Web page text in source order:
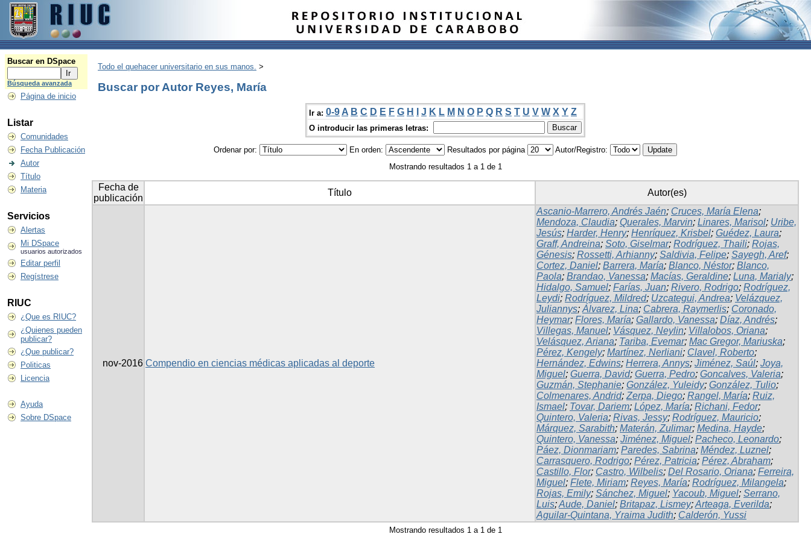
Buscar en DSpace
Búsqueda avanzada
Página de inicio
Listar
Comunidades
Fecha Publicación
Autor
Título
Materia
Servicios
Alertas
Mi DSpace
usuarios autorizados
Editar perfil
Regístrese
RIUC
¿Que es RIUC?
¿Quienes pueden
publicar?
¿Que publicar?
Politicas
Licencia
Ayuda
Sobre DSpace
Todo el quehacer universitario en sus manos. >
Buscar por Autor Reyes, María
Ir a: 0-9 A B C D E F G H J K L M N O P Q R S T U V W X Y Z
O introducir las primeras letras:
Ordenar por: En orden: Resultados por página
Autor/Registro:
Mostrando resultados 1 a 1 de 1
Fecha de
publicación
Título Autor(es)
nov-2016 Compendio en ciencias médicas aplicadas al deporte
Ascanio-Marrero, Andrés Jaén; Cruces, María Elena;
Mendoza, Claudia; Querales, Marvin; Linares, Marisol; Uribe,
Jesús; Harder, Henry; Henríquez, Krisbel; Guédez, Laura;
Graff, Andreina; Soto, Giselmar; Rodríguez, Thaili; Rojas,
Génesis; Rossetti, Arhianny; Saldivia, Felipe; Sayegh, Aref;
Cortez, Daniel; Barrera, María; Blanco, Néstor; Blanco,
Paola; Brandao, Vanessa; Macías, Geraldine; Luna, Marialy;
Hidalgo, Samuel; Farías, Juan; Rivero, Rodrigo; Rodríguez,
Leydi; Rodríguez, Mildred; Uzcategui, Andrea; Velázquez,
Juliannys; Álvarez, Lina; Cabrera, Raymerlis; Coronado,
Heymar; Flores, María; Gallardo, Vanessa; Díaz, Andrés;
Villegas, Manuel; Vásquez, Neylin; Villalobos, Oriana;
Velásquez, Ariana; Tariba, Evemar; Mac Gregor, Mariuska;
Pérez, Kengely; Martínez, Nerliani; Clavel, Roberto;
Hernández, Edwins; Herrera, Annys; Jiménez, Saúl; Joya,
Miguel; Guerra, David; Guerra, Pedro; Goncalves, Valeria;
Guzmán, Stephanie; González, Yuleidy; González, Tulio;
Colmenares, Andrid; Zerpa, Diego; Rangel, María; Ruiz,
Ismael; Tovar, Dariem; López, María; Richani, Fedor;
Quintero, Valeria; Rivas, Jessy; Rodríguez, Mauricio;
Márquez, Sarabith; Materán, Zulimar; Medina, Hayde;
Quintero, Vanessa; Jiménez, Miguel; Pacheco, Leonardo;
Páez, Dionmariam; Paredes, Sabrina; Méndez, Luznel;
Carrasquero, Rodrigo; Pérez, Patricia; Pérez, Abraham;
Castillo, Flor; Castro, Wilbelis; Del Rosario, Oriana; Ferreira,
Miguel; Flete, Miriam; Reyes, María; Rodríguez, Milangela;
Rojas, Emily; Sánchez, Miguel; Yacoub, Miguel; Serrano,
Luis;Aude, Daniel; Britapaz, Lismey;Arteaga, Everilda;
Aguilar-Quintana, Yraima Judith; Calderón, Yussi
Mostrando resultados 1 a 1 de 1